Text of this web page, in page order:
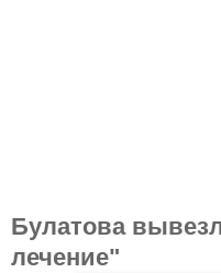
Булатова
лечение"